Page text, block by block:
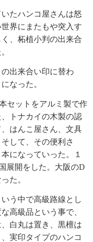
たハンコ屋さんは怒
界にまたもや突入す
、柘植小判の出来合
出来合い印に替わ
なった。
セットをアルミ製で作
トナカイの木製の認
はんこ屋さん、文具
して、その便利さ
になっていった。１
展開をした。大阪のD
た。
う中で高級路線とし
高級品という事で、
白丸は置き、黒檀は
実印タイプのハンコ